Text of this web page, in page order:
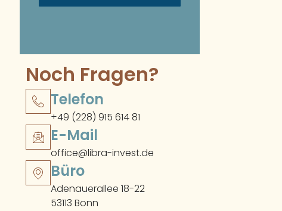
Noch Fragen?
Telefon
+49 (228) 915 614 81
E-Mail
office@libra-invest.de
Büro
Adenauerallee 18-22
53113 Bonn